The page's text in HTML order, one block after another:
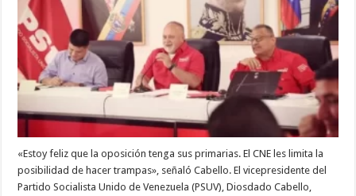
«Estoy feliz que la oposición tenga sus primarias. El CNE les limita la
posibilidad de hacer trampas», señaló Cabello. El vicepresidente del
Partido Socialista Unido de Venezuela (PSUV), Diosdado Cabello,